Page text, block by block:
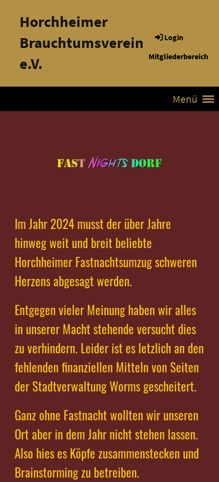
Horchheimer
Brauchtumsverein
e.V.
Login
Mitgliederbereich
Menü
Im Jahr 2024 musst der über Jahre
hinweg weit und breit beliebte
Horchheimer Fastnachtsumzug schweren
Herzens abgesagt werden.
Entgegen vieler Meinung haben wir alles
in unserer Macht stehende versucht dies
zu verhindern. Leider ist es letzlich an den
fehlenden finanziellen Mitteln von Seiten
der Stadtverwaltung Worms gescheitert.
Ganz ohne Fastnacht wollten wir unseren
Ort aber in dem Jahr nicht stehen lassen.
Also hies es Köpfe zusammenstecken und
Brainstorming zu betreiben.